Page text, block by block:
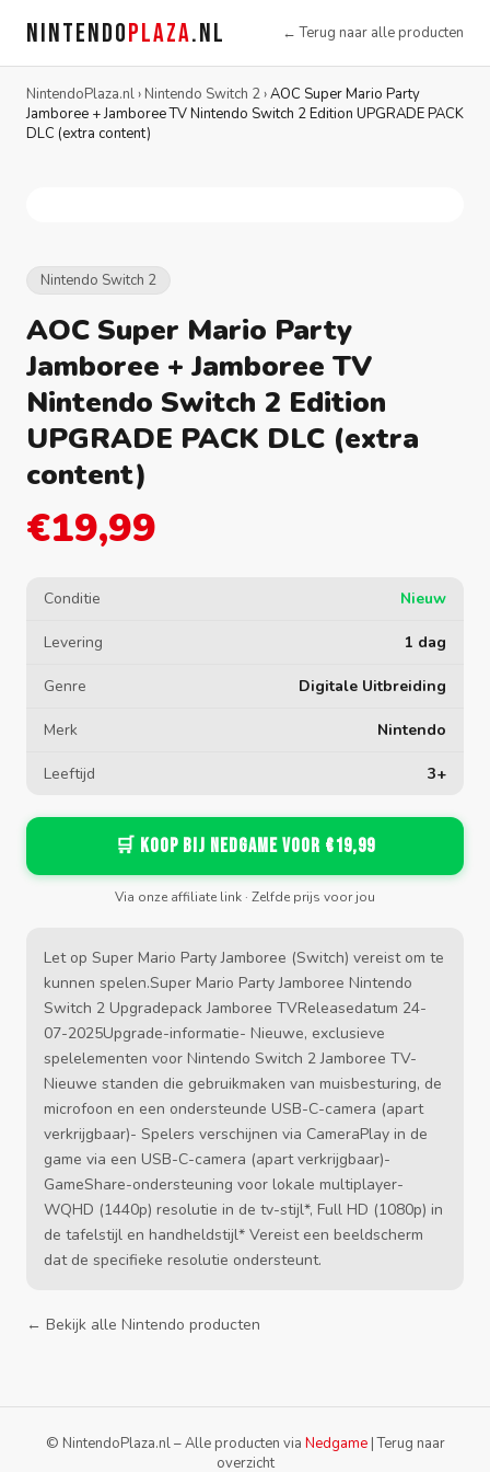
NINTENDOPLAZA.NL ← Terug naar alle producten
NintendoPlaza.nl› Nintendo Switch 2›AOC Super Mario Party
Jamboree + Jamboree TV Nintendo Switch 2 Edition UPGRADE PACK
DLC (extra content)
Nintendo Switch 2
AOC Super Mario Party
Jamboree + Jamboree TV
Nintendo Switch 2 Edition
UPGRADE PACK DLC (extra
content)
€19,99
Conditie Nieuw
Levering 1 dag
Genre Digitale Uitbreiding
Merk Nintendo
Leeftijd 3+
🛒 Koop bij Nedgame voor €19,99
Via onze affiliate link · Zelfde prijs voor jou
Let op Super Mario Party Jamboree (Switch) vereist om te
kunnen spelen.Super Mario Party Jamboree Nintendo
Switch 2 Upgradepack Jamboree TVReleasedatum 24-
07-2025Upgrade-informatie- Nieuwe, exclusieve
spelelementen voor Nintendo Switch 2 Jamboree TV-
Nieuwe standen die gebruikmaken van muisbesturing, de
microfoon en een ondersteunde USB-C-camera (apart
verkrijgbaar)- Spelers verschijnen via CameraPlay in de
game via een USB-C-camera (apart verkrijgbaar)-
GameShare-ondersteuning voor lokale multiplayer-
WQHD (1440p) resolutie in de tv-stijl*, Full HD (1080p) in
de tafelstijl en handheldstijl* Vereist een beeldscherm
dat de specifieke resolutie ondersteunt.
← Bekijk alle Nintendo producten
© NintendoPlaza.nl – Alle producten via Nedgame|Terug naar
overzicht